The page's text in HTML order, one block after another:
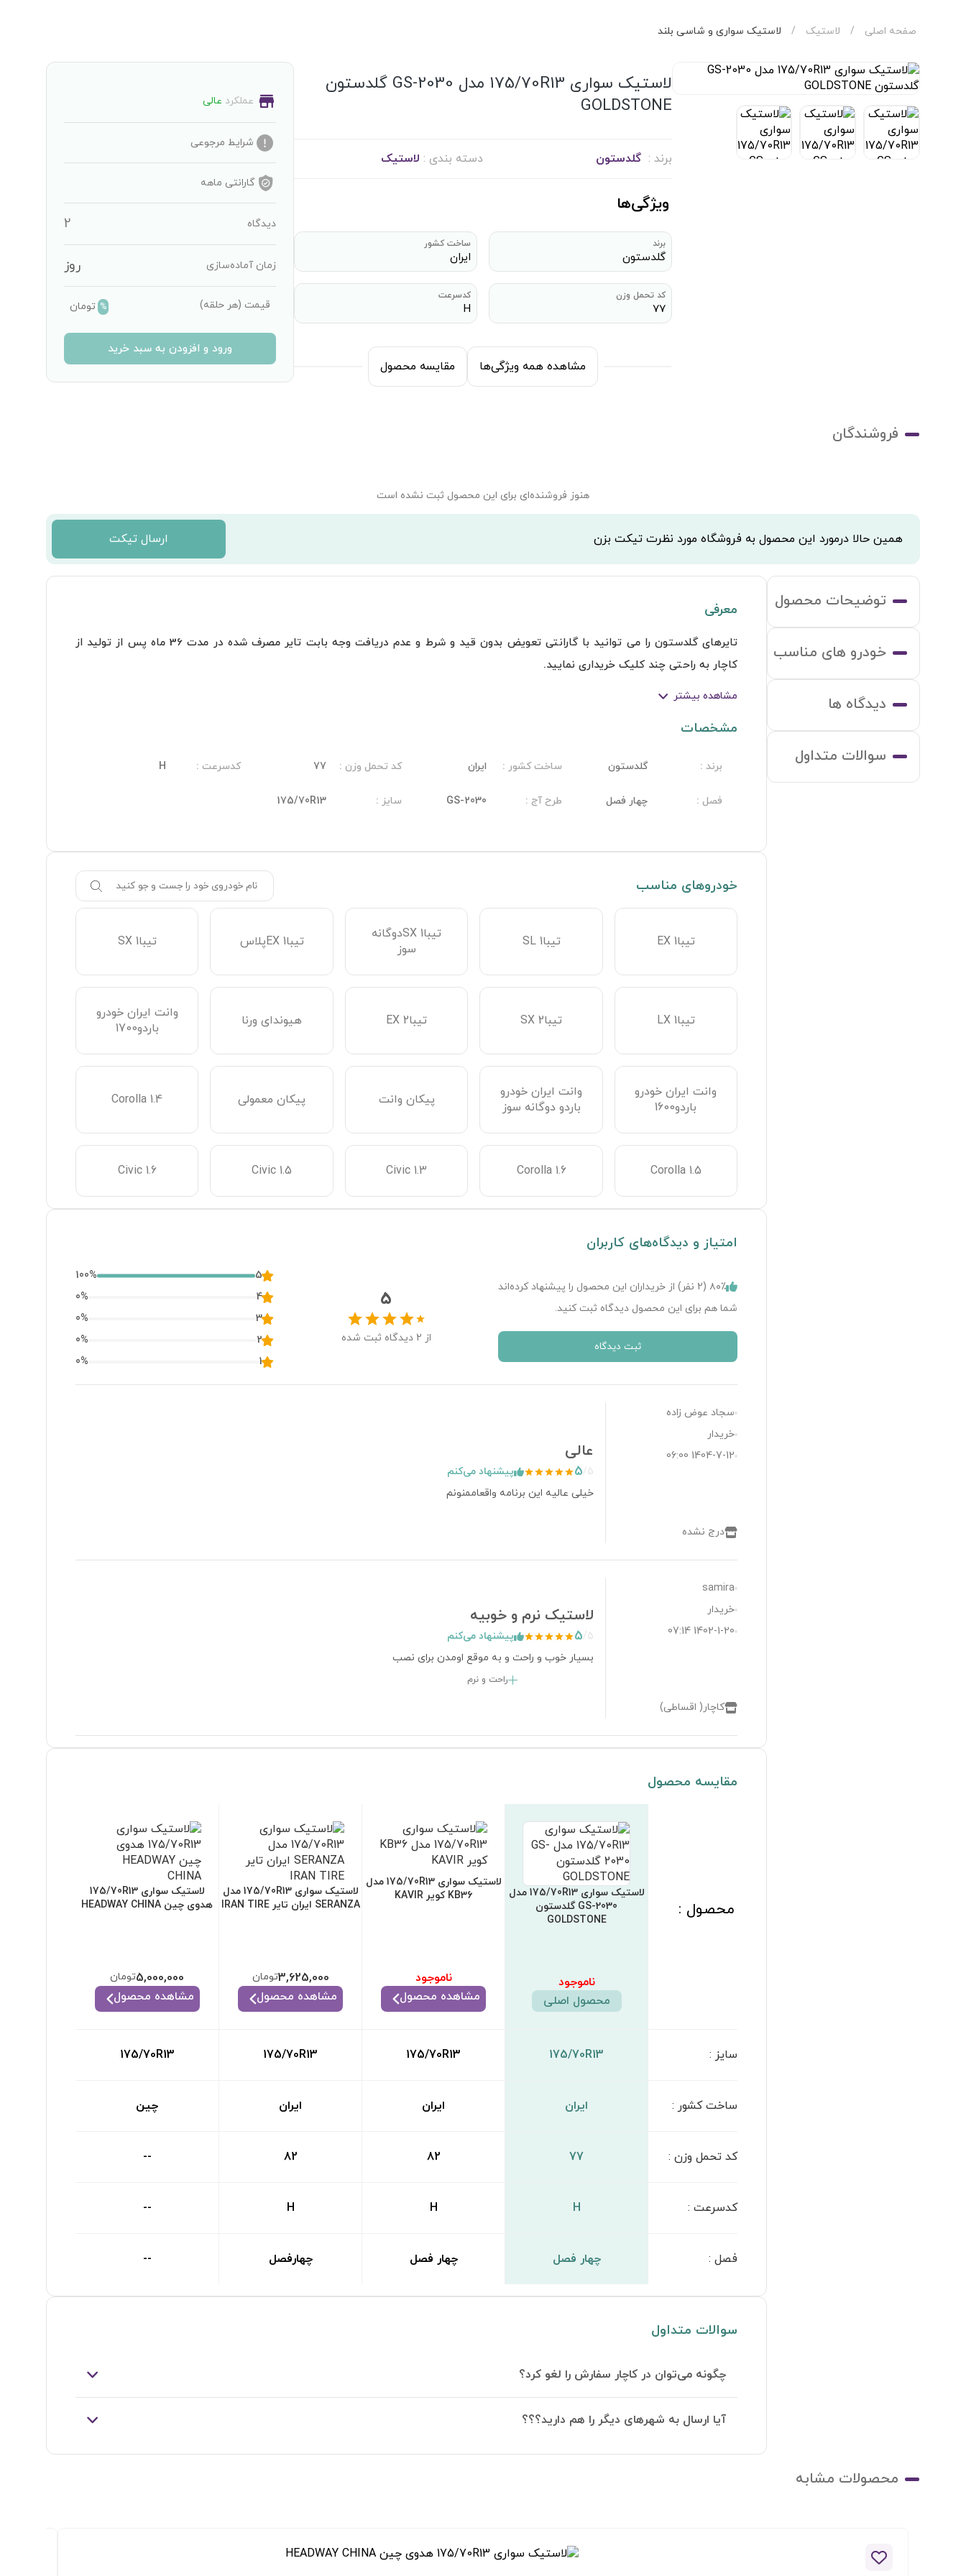
صفحه اصلی / لاستیک / لاستیک سواری و شاسی بلند
لاستیک سواری 175/70R13 مدل GS-2030 گلدستون
GOLDSTONE
برند : گلدستون دسته بندی : لاستیک
ویژگی‌ها
برند
گلدستون
ساخت کشور
ایران
کد تحمل وزن
77
کدسرعت
H
مشاهده همه ویژگی‌ها مقایسه محصول
عملکرد عالی
شرایط مرجوعی
گارانتی ماهه
دیدگاه 2
زمان آماده‌سازی روز
قیمت (هر حلقه) % تومان
ورود و افزودن به سبد خرید
فروشندگان
هنوز فروشنده‌ای برای این محصول ثبت نشده است
همین حالا درمورد این محصول به فروشگاه مورد نظرت تیکت بزن ارسال تیکت
توضیحات محصول
خودرو های مناسب
دیدگاه ها
سوالات متداول
معرفی
تایرهای گلدستون را می توانید با گارانتی تعویض بدون قید و شرط و عدم دریافت وجه بابت تایر مصرف شده در مدت 36 ماه پس از تولید از
همراه دارد.
مشاهده بیشتر
مشخصات
برند: گلدستون ساخت کشور : ایران کد تحمل وزن :
77 کدسرعت:
H
فصل : چهار فصل طرح آج :
GS-2030 سایز :
175/70R13
خودروهای مناسب
تیبا1 EX تیبا1 SL
تیبا1 SXدوگانه‌
سوز
تیبا1 EXپلاس تیبا1 SX
تیبا1 LX تیبا2 SX تیبا2 EX هیوندای ورنا
وانت ایران خودرو
باردو1700
وانت ایران خودرو
باردو1600
وانت ایران خودرو
باردو دوگانه سوز
پیکان وانت پیکان معمولی Corolla 1.4
Corolla 1.5
Corolla 1.6
Civic 1.3
Civic 1.5
Civic 1.6
امتیاز و دیدگاه‌های کاربران
۸۰٪ ( 2 نفر) از خریداران این محصول را پیشنهاد کرده‌اند
شما هم برای این محصول دیدگاه ثبت کنید.
ثبت دیدگاه
5
از 2 دیدگاه ثبت شده
5
100%
4
0%
3
0%
2
0%
1
0%
سجاد عوض زاده
خریدار
1404-7-12 06:00
درج نشده
عالی
5
/
5
پیشنهاد می‌کنم
خیلی عالیه این برنامه واقعاممنونم
samira
خریدار
1402-1-20 07:14
کاچار( اقساطی)
لاستیک نرم و خوبیه
5
/
5
پیشنهاد می‌کنم
بسیار خوب و راحت و به موقع اومدن برای نصب
راحت و نرم
مقایسه محصول
محصول :
لاستیک سواری 175/70R13 مدل
GS-2030 گلدستون
GOLDSTONE
ناموجود
محصول اصلی
لاستیک سواری 175/70R13 مدل
KB36 کویر KAVIR
ناموجود
مشاهده محصول
لاستیک سواری 175/70R13 مدل
SERANZA ایران تایر IRAN TIRE
3,625,000تومان
مشاهده محصول
لاستیک سواری 175/70R13
هدوی چین HEADWAY CHINA
5,000,000تومان
مشاهده محصول
سایز :
175/70R13
175/70R13
175/70R13
175/70R13
ساخت کشور : ایران ایران ایران چین
کد تحمل وزن:
77
82
82
--
کدسرعت:
H
H
H
--
فصل: چهار فصل چهار فصل چهارفصل --
سوالات متداول
چگونه می‌توان در کاچار سفارش را لغو کرد؟
آیا ارسال به شهرهای دیگر را هم دارید؟؟؟
محصولات مشابه